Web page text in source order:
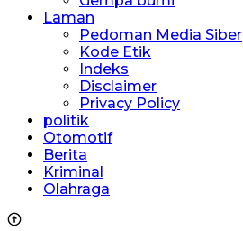
Laman
Pedoman Media Siber
Kode Etik
Indeks
Disclaimer
Privacy Policy
politik
Otomotif
Berita
Kriminal
Olahraga